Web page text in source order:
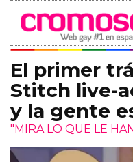
El primer
Stitch live-
y la gente
"MIRA LO QUE LE